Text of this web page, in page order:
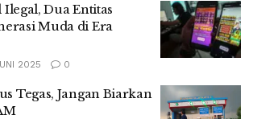
Dua Entitas
Muda di Era
2025 0
Tegas, Jangan Biarkan